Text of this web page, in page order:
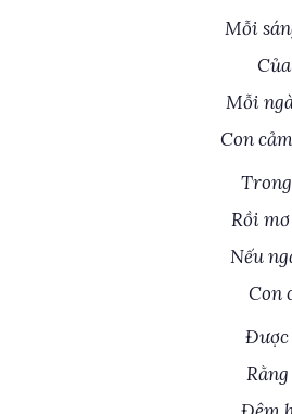
Mỗi
Mỗi
Con
Rồi
Nếu
Con
Được